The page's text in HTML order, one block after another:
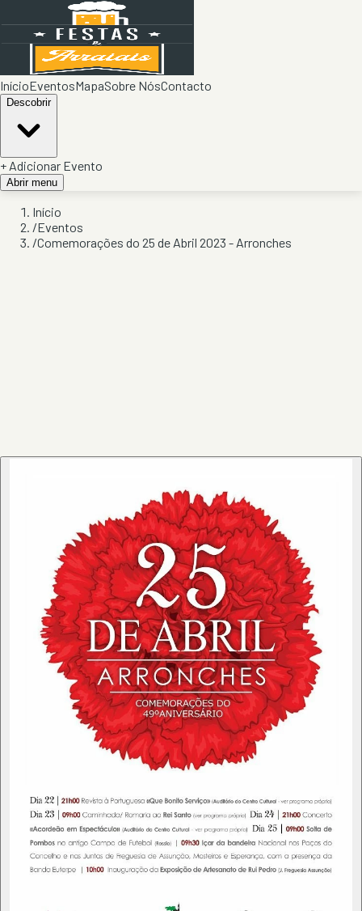
InícioEventosMapaSobre NósContacto
Descobrir
+ Adicionar Evento
Abrir menu
Início
/Eventos
/Comemorações do 25 de Abril 2023 - Arronches